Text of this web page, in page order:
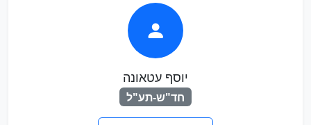
יוסף עטאונה
חד"ש-תע"ל